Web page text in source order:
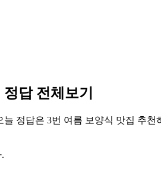
답 전체보기
정답은 3번 여름 보양식 맛집 추